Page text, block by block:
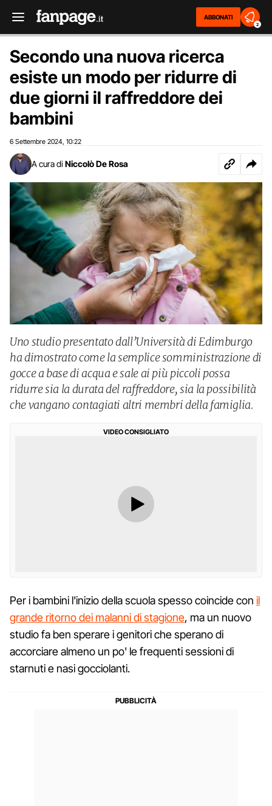
ABBONATI
2
Secondo una nuova ricerca
esiste un modo per ridurre di
due giorni il raffreddore dei
bambini
6 Settembre 2024 10:22
A cura di Niccolò De Rosa
Uno studio presentato dall’Università di Edimburgo
ha dimostrato come la semplice somministrazione di
gocce a base di acqua e sale ai più piccoli possa
ridurre sia la durata del raffreddore, sia la possibilità
che vangano contagiati altri membri della famiglia.
VIDEO CONSIGLIATO
Per i bambini l'inizio della scuola spesso coincide con il
grande ritorno dei malanni di stagione, ma un nuovo
studio fa ben sperare i genitori che sperano di
accorciare almeno un po' le frequenti sessioni di
starnuti e nasi gocciolanti.